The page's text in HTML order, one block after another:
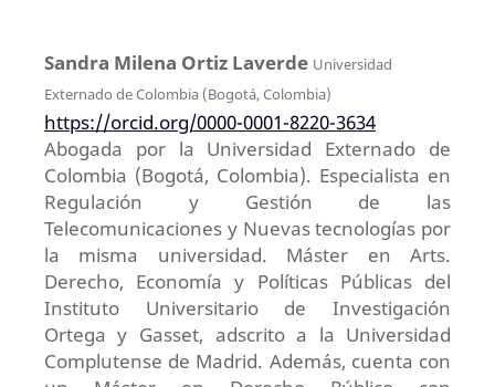
Sandra Milena Ortiz Laverde Universidad
Externado de Colombia (Bogotá, Colombia)
https://orcid.org/0000-0001-8220-3634
Abogada por la Universidad Externado de
Colombia (Bogotá, Colombia). Especialista en
Regulación y Gestión de las
Telecomunicaciones y Nuevas tecnologías por
la misma universidad. Máster en Arts.
Derecho, Economía y Políticas Públicas del
Instituto Universitario de Investigación
Ortega y Gasset, adscrito a la Universidad
Complutense de Madrid. Además, cuenta con